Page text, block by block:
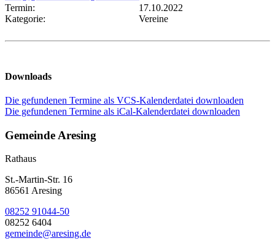
Termin:
17.10.2022
Kategorie:
Vereine
Downloads
Die gefundenen Termine als VCS-Kalenderdatei downloaden
Die gefundenen Termine als iCal-Kalenderdatei downloaden
Gemeinde Aresing
Rathaus
St.-Martin-Str. 16
86561 Aresing
08252 91044-50
08252 6404
gemeinde@aresing.de